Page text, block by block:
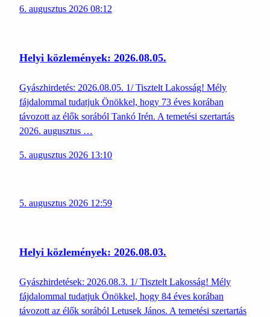
6. augusztus 2026 08:12
Helyi közlemények: 2026.08.05.
Gyászhirdetés: 2026.08.05. 1/ Tisztelt Lakosság! Mély
fájdalommal tudatjuk Önökkel, hogy 73 éves korában
távozott az élők sorából Tankó Irén. A temetési szertartás
2026. augusztus …
5. augusztus 2026 13:10
5. augusztus 2026 12:59
Helyi közlemények: 2026.08.03.
Gyászhirdetések: 2026.08.3. 1/ Tisztelt Lakosság! Mély
fájdalommal tudatjuk Önökkel, hogy 84 éves korában
távozott az élők sorából Letusek János. A temetési szertartás